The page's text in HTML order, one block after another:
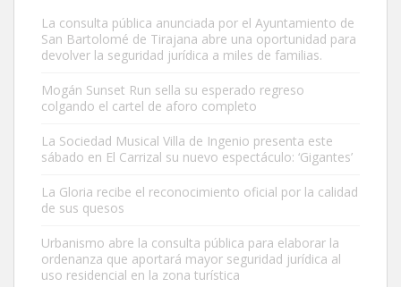
Adopción urgente
Busco adopción responsable para mi perra. Pastor alemán,
hembra, 4 años. Por motivos personales ...
La consulta pública anunciada por el Ayuntamiento de
San Bartolomé de Tirajana abre una oportunidad para
devolver la seguridad jurídica a miles de familias.
Mogán Sunset Run sella su esperado regreso
colgando el cartel de aforo completo
La Sociedad Musical Villa de Ingenio presenta este
sábado en El Carrizal su nuevo espectáculo: ‘Gigantes’
La Gloria recibe el reconocimiento oficial por la calidad
de sus quesos
Urbanismo abre la consulta pública para elaborar la
ordenanza que aportará mayor seguridad jurídica al
uso residencial en la zona turística